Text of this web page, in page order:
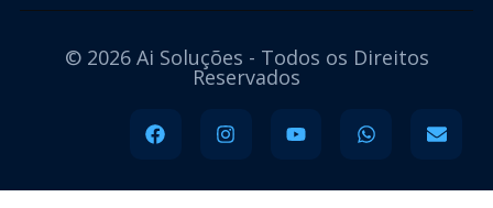
© 2026 Ai Soluções - Todos os Direitos
Reservados